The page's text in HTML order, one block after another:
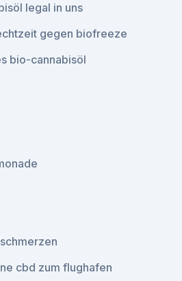
legal in uns
gegen biofreeze
bio-cannabisöl
cbd zum flughafen